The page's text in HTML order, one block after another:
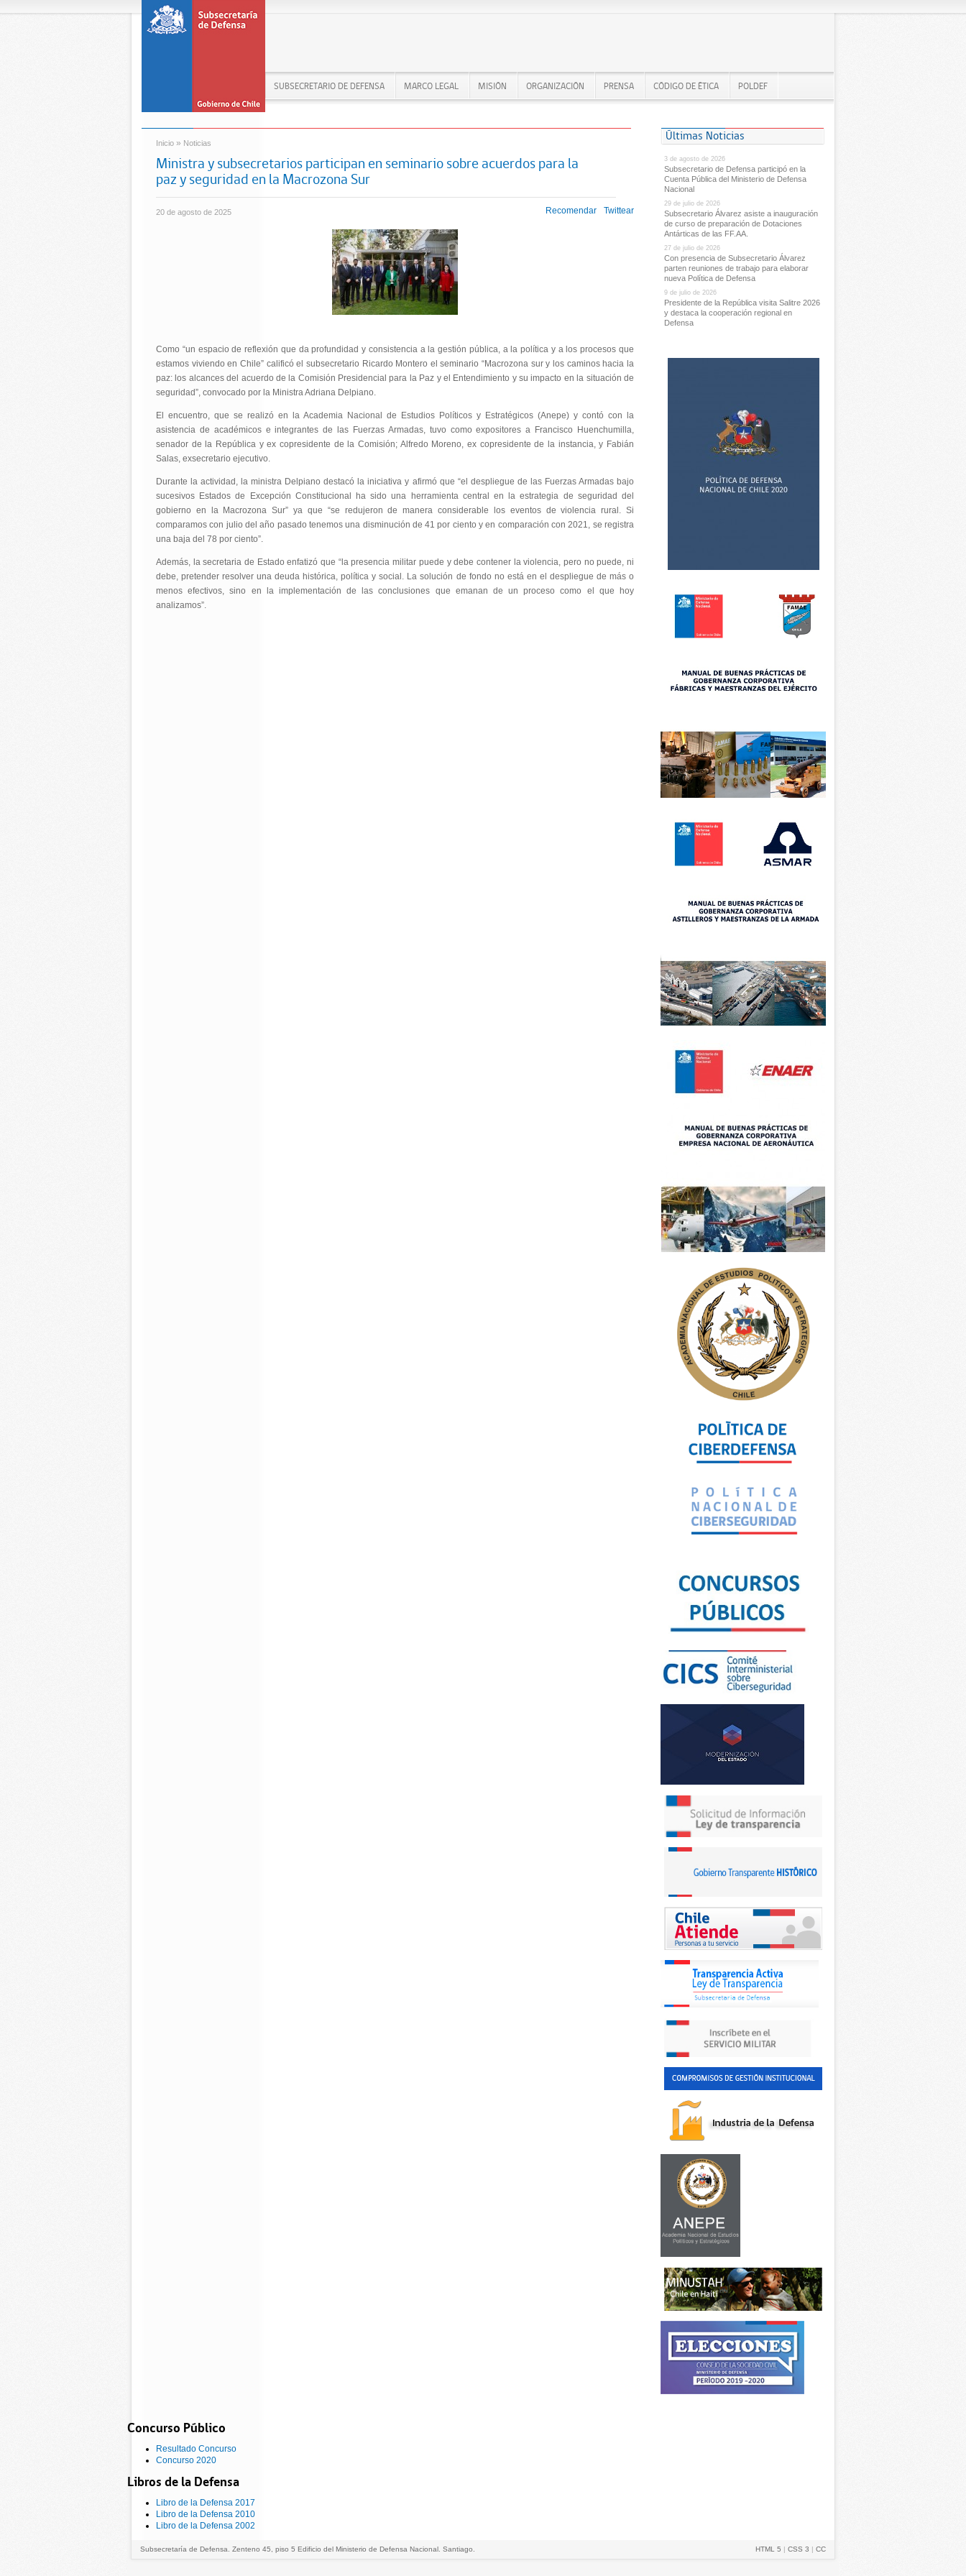
SUBSECRETARIO DE DEFENSA MARCO LEGAL MISIÓN ORGANIZACIÓN PRENSA CÓDIGO DE ÉTICA POLDEF
Inicio » Noticias
Ministra y subsecretarios participan en seminario sobre acuerdos para la
paz y seguridad en la Macrozona Sur
20 de agosto de 2025 Recomendar Twittear
Como “un espacio de reflexión que da profundidad y consistencia a la gestión pública, a la política y a los procesos que
estamos viviendo en Chile” calificó el subsecretario Ricardo Montero el seminario “Macrozona sur y los caminos hacia la
paz: los alcances del acuerdo de la Comisión Presidencial para la Paz y el Entendimiento y su impacto en la situación de
seguridad”, convocado por la Ministra Adriana Delpiano.
El encuentro, que se realizó en la Academia Nacional de Estudios Políticos y Estratégicos (Anepe) y contó con la
asistencia de académicos e integrantes de las Fuerzas Armadas, tuvo como expositores a Francisco Huenchumilla,
senador de la República y ex copresidente de la Comisión; Alfredo Moreno, ex copresidente de la instancia, y Fabián
Salas, exsecretario ejecutivo.
Durante la actividad, la ministra Delpiano destacó la iniciativa y afirmó que “el despliegue de las Fuerzas Armadas bajo
sucesivos Estados de Excepción Constitucional ha sido una herramienta central en la estrategia de seguridad del
gobierno en la Macrozona Sur” ya que “se redujeron de manera considerable los eventos de violencia rural. Si
comparamos con julio del año pasado tenemos una disminución de 41 por ciento y en comparación con 2021, se registra
una baja del 78 por ciento”.
Además, la secretaria de Estado enfatizó que “la presencia militar puede y debe contener la violencia, pero no puede, ni
debe, pretender resolver una deuda histórica, política y social. La solución de fondo no está en el despliegue de más o
menos efectivos, sino en la implementación de las conclusiones que emanan de un proceso como el que hoy
analizamos”.
Últimas Noticias
3 de agosto de 2026
Subsecretario de Defensa participó en la
Cuenta Pública del Ministerio de Defensa
Nacional
29 de julio de 2026
Subsecretario Álvarez asiste a inauguración
de curso de preparación de Dotaciones
Antárticas de las FF.AA.
27 de julio de 2026
Con presencia de Subsecretario Álvarez
parten reuniones de trabajo para elaborar
nueva Política de Defensa
9 de julio de 2026
Presidente de la República visita Salitre 2026
y destaca la cooperación regional en
Defensa
Concurso Público
Resultado Concurso
Concurso 2020
Libros de la Defensa
Libro de la Defensa 2017
Libro de la Defensa 2010
Libro de la Defensa 2002
Subsecretaría de Defensa. Zenteno 45, piso 5 Edificio del Ministerio de Defensa Nacional. Santiago. HTML 5 | CSS 3 | CC